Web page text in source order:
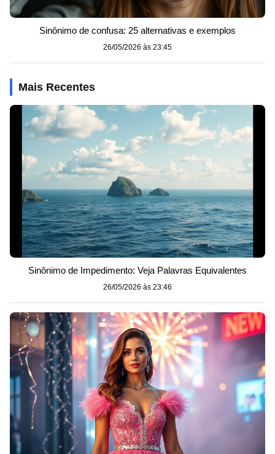
Sinônimo de confusa: 25 alternativas e exemplos
26/05/2026 às 23:45
Mais Recentes
Sinônimo de Impedimento: Veja Palavras Equivalentes
26/05/2026 às 23:46